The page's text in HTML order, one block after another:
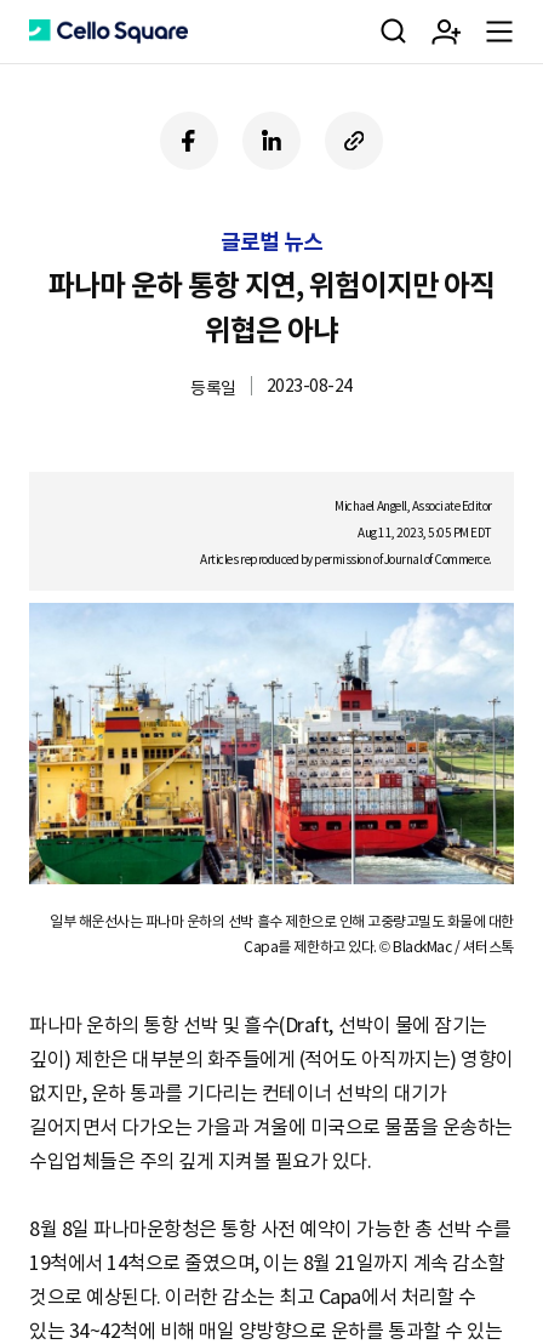
C
u
a
e
검 회 m
페
이
크
U
R
하
기
글로벌 뉴스
파나마 운하 통항 지연, 위험이지만 아직
위협은 아냐
등록일 2023-08-24
Michael Angell, Associate Editor
Aug 11, 2023, 5:05 PM EDT
Articles reproduced by permission of Journal of Commerce.
일부 해운선사는 파나마 운하의 선박 흘수 제한으로 인해 고중량고밀도 화물에 대한
Capa를 제한하고 있다. © BlackMac / 셔터스톡
파나마 운하의 통항 선박 및 흘수(Draft, 선박이 물에 잠기는
깊이) 제한은 대부분의 화주들에게 (적어도 아직까지는) 영향이
없지만, 운하 통과를 기다리는 컨테이너 선박의 대기가
길어지면서 다가오는 가을과 겨울에 미국으로 물품을 운송하는
수입업체들은 주의 깊게 지켜볼 필요가 있다.
8월 8일 파나마운항청은 통항 사전 예약이 가능한 총 선박 수를
19척에서 14척으로 줄였으며, 이는 8월 21일까지 계속 감소할
것으로 예상된다. 이러한 감소는 최고 Capa에서 처리할 수
있는 34~42척에 비해 매일 양방향으로 운하를 통과할 수 있는